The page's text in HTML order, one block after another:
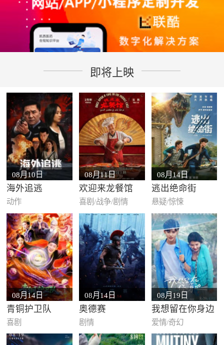
即将上映
08月10日
海外追逃
动作
08月11日
欢迎来龙餐馆
喜剧/战争/剧情
08月14日
逃出绝命街
悬疑/惊悚
08月14日
青铜护卫队
喜剧
08月14日
奥德赛
剧情
08月19日
我想留在你身边
爱情/奇幻